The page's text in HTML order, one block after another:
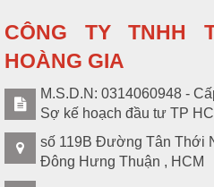
CÔNG TY TNHH
HOÀNG GIA
M.S.D.N: 0314060948 -
Sợ kế hoạch đầu tư TP
số 119B Đường Tân Thới
Đông Hưng Thuận , HCM